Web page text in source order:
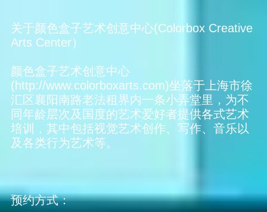
关于颜色盒子艺术创意中心(Colorbox Creative
Arts Center）
颜色盒子艺术创意中心
(http://www.colorboxarts.com)坐落于上海市徐
汇区襄阳南路老法租界内一条小弄堂里，为不
同年龄层次及国度的艺术爱好者提供各式艺术
培训，其中包括视觉艺术创作、写作、音乐以
及各类行为艺术等。
预约方式：